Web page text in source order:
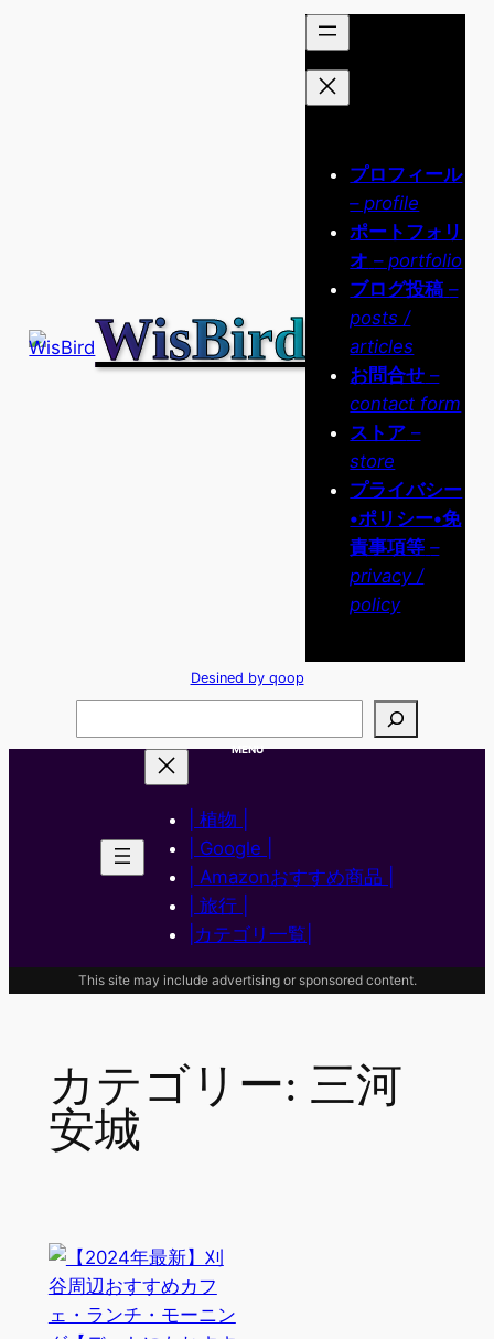
WisBird
プロフィール
– profile
ポートフォリ
オ – portfolio
ブログ投稿 –
posts /
articles
お問合せ –
contact form
ストア –
store
プライバシー
•ポリシー•免
責事項等 –
privacy /
policy
Desined by qoop
MENU
| 植物 |
| Google |
| Amazonおすすめ商品 |
| 旅行 |
|カテゴリ一覧|
This site may include advertising or sponsored content.
カテゴリー: 三河
安城